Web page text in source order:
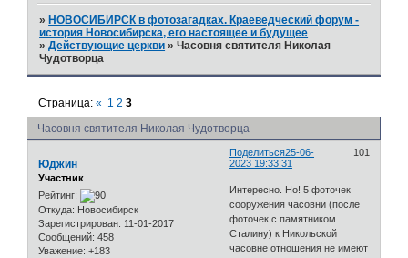
» НОВОСИБИРСК в фотозагадках. Краеведческий форум -
история Новосибирска, его настоящее и будущее
»Действующие церкви »Часовня святителя Николая
Чудотворца
Часовня святителя Николая Чудотворца
Страница:« 1 2 3
Поделиться 101
25-06-
2023 19:33:31
Юджин
Участник
Рейтинг:
Откуда: Новосибирск
Зарегистрирован: 11-01-2017
Сообщений: 458
Уважение: +183
Интересно. Но! 5 фоточек
сооружения часовни (после
фоточек с памятником
Сталину) к Никольской
часовне отношения не имеют